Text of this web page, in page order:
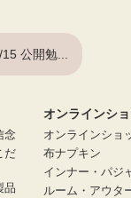
15 公開勉...
念
だ
品
オンラインシ
オンラインショ
布ナプキン
インナー・パジ
ルーム・アウタ